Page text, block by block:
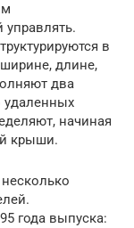
в
длине,
два
удаленных
начиная
крыши.
года выпуска: